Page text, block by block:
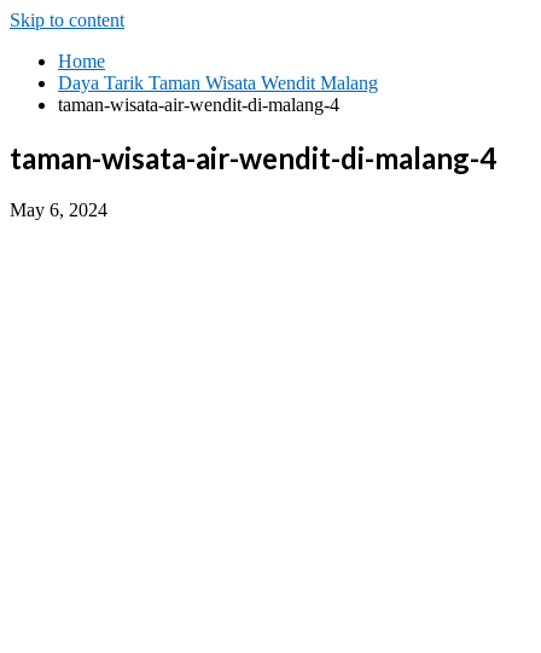
Skip to content
Home
Daya Tarik Taman Wisata Wendit Malang
taman-wisata-air-wendit-di-malang-4
taman-wisata-air-wendit-di-malang-4
May 6, 2024